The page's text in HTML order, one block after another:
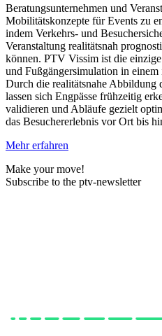
Beratungsunternehmen und
Mobilitätskonzepte für Events zu
indem Verkehrs- und
Veranstaltung realitätsnah
können. PTV Vissim ist die
und Fußgängersimulation in
Durch die realitätsnahe Abbildung
lassen sich Engpässe frühzeitig
validieren und Abläufe gezielt
das Besuchererlebnis vor Ort bis
Mehr erfahren
Make your move!
Subscribe to the ptv-newsletter